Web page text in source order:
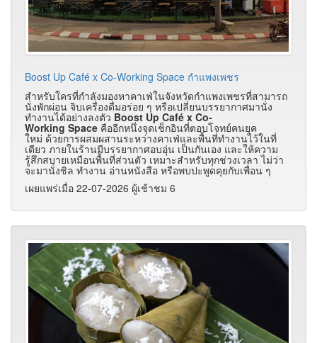
Boost Up Café x Co-Working Space กำแพงเพชร
สำหรับใครที่กำลังมองหาคาเฟ่ในจังหวัดกำแพงเพชรที่สามารถ
นั่งพักผ่อน จิบเครื่องดื่มอร่อย ๆ หรือเปลี่ยนบรรยากาศมานั่ง
ทำงานได้อย่างลงตัว Boost Up Café x Co-
Working Space คืออีกหนึ่งจุดเช็กอินที่ตอบโจทย์คนยุค
ใหม่ ด้วยการผสมผสานระหว่างคาเฟ่และพื้นที่ทำงานไว้ในที่
เดียว ภายในร้านมีบรรยากาศอบอุ่น เป็นกันเอง และให้ความ
รู้สึกสบายเหมือนพื้นที่ส่วนตัว เหมาะสำหรับทุกช่วงเวลา ไม่ว่า
จะมานั่งชิล ทำงาน อ่านหนังสือ หรือพบปะพูดคุยกับเพื่อน ๆ
เผยแพร่เมื่อ 22-07-2026 ผู้เช้าชม 6